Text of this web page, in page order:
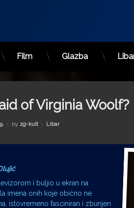
Film Glazba
of Virginia Woolf?
by zg-kult Kategorije:
Libar
i buljio u ekran na
imena onih koje obično ne
istovremeno fasciniran i zbunjen